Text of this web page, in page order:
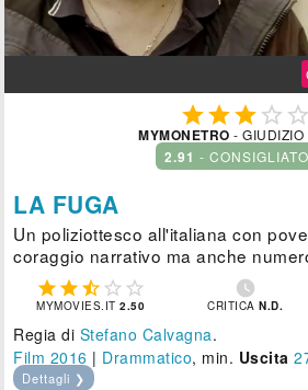
  
MYMONETRO - GIUDIZIO
2.91 -
LA FUGA
Un poliziottesco all'italiana con
coraggio narrativo ma anche
    
MYMOVIES.IT2.50

CRITICAN.D.
Regia di Stefano Calvagna.
Film 2016 | Drammatico, min. Uscita
Dettagli ❯